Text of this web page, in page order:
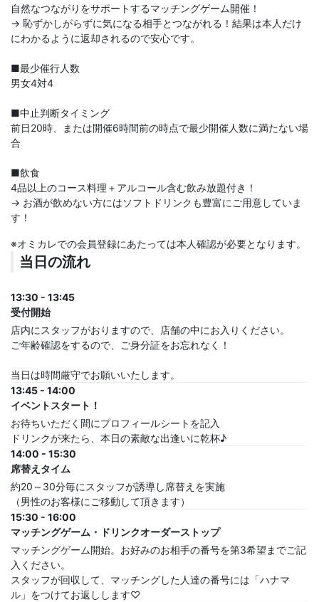
自然なつながりをサポートするマッチングゲーム開催！
→ 恥ずかしがらずに気になる相手とつながれる！結果は本人だけ
にわかるように返却されるので安心です。
■最少催行人数
男女4対4
■中止判断タイミング
前日20時、または開催6時間前の時点で最少開催人数に満たない場
合
■飲食
4品以上のコース料理＋アルコール含む飲み放題付き！
→ お酒が飲めない方にはソフトドリンクも豊富にご用意していま
す！
※オミカレでの会員登録にあたっては本人確認が必要となります。
当日の流れ
13:30 - 13:45
受付開始
店内にスタッフがおりますので、店舗の中にお入りください。
ご年齢確認をするので、ご身分証をお忘れなく！
当日は時間厳守でお願いいたします。
13:45 - 14:00
イベントスタート！
お待ちいただく間にプロフィールシートを記入
ドリンクが来たら、本日の素敵な出逢いに乾杯♪
14:00 - 15:30
席替えタイム
約20～30分毎にスタッフが誘導し席替えを実施
（男性のお客様にご移動して頂きます）
15:30 - 16:00
マッチングゲーム・ドリンクオーダーストップ
マッチングゲーム開始。お好みのお相手の番号を第3希望までご記
入ください。
スタッフが回収して、マッチングした人達の番号には「ハナマ
ル」をつけてお返しします♡